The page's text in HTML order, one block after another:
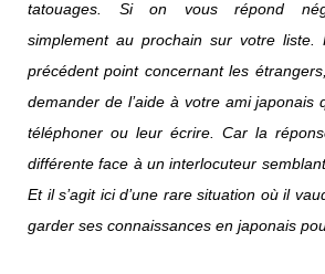
tatouages. Si on vous répond
simplement au prochain sur votre liste.
précédent point concernant les
demander de l’aide à votre ami japonais
téléphoner ou leur écrire. Car la
différente face à un interlocuteur
Et il s’agit ici d’une rare situation où il
garder ses connaissances en japonais